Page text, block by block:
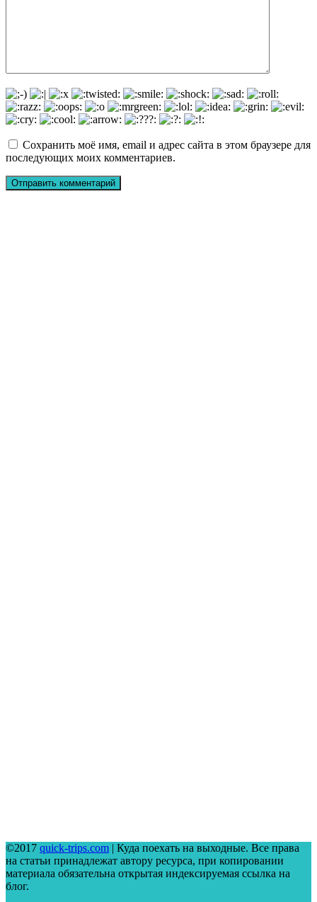
Сохранить моё имя, email и адрес сайта в этом браузере для
последующих моих комментариев.
©2017 quick-trips.com | Куда поехать на выходные. Все права
на статьи принадлежат автору ресурса, при копировании
материала обязательна открытая индексируемая ссылка на
блог.